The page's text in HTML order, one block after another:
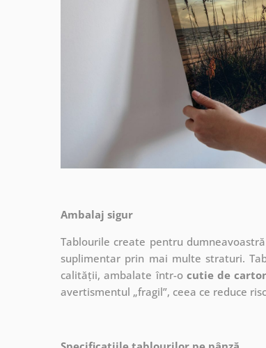
Ambalaj sigur
Tablourile create pentru
suplimentar prin mai multe straturi.
calității, ambalate într-o cutie de
avertismentul „fragil”, ceea ce reduce